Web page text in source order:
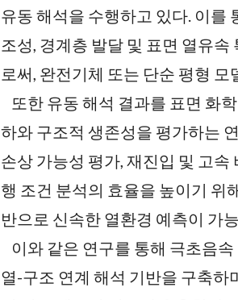
유동 해석을 수행하고 있다. 이를
조성, 경계층 발달 및 표면 열유
로써, 완전기체 또는 단순 평형
또한 유동 해석 결과를 표면 화
하와 구조적 생존성을 평가하는
손상 가능성 평가, 재진입 및 고
행 조건 분석의 효율을 높이기 위
반으로 신속한 열환경 예측이 가
이와 같은 연구를 통해 극초음
열-구조 연계 해석 기반을 구축하